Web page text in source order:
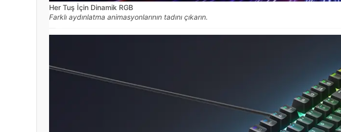
Her Tuş İçin Dinamik RGB
Farklı aydınlatma animasyonlarının tadını çıkarın.